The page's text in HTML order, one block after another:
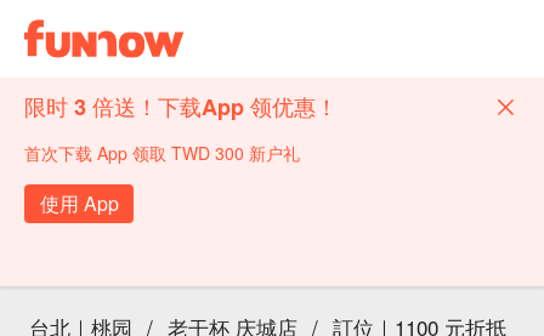
限时 3 倍送！下载App 领优惠！
首次下载 App 领取 TWD 300 新户礼
使用 App
台北｜桃园 / 老干杯 庆城店 / 訂位｜1100 元折抵